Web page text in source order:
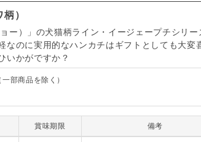
）
ー）」の犬猫柄ライン・イージェープチシリー
なのに実用的なハンカチはギフトとしても大変
いかがですか？
一部商品を除く）
賞味期限
備考